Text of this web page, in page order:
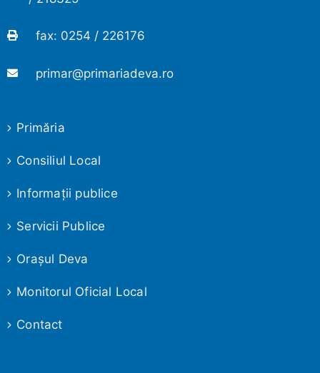
fax: 0254 / 226176
primar@primariadeva.ro
Primăria
Consiliul Local
Informaţii publice
Servicii Publice
Oraşul Deva
Monitorul Oficial Local
Contact